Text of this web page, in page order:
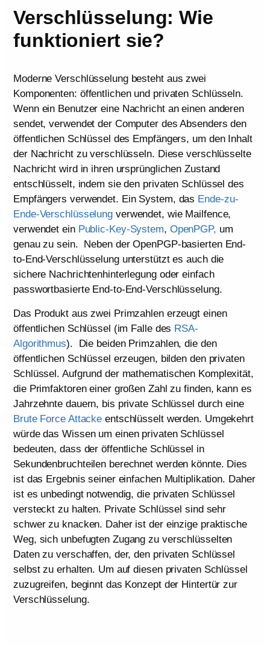
Verschlüsselung: Wie
funktioniert sie?
Moderne Verschlüsselung besteht aus zwei
Komponenten: öffentlichen und privaten Schlüsseln.
Wenn ein Benutzer eine Nachricht an einen anderen
sendet, verwendet der Computer des Absenders den
öffentlichen Schlüssel des Empfängers, um den Inhalt
der Nachricht zu verschlüsseln. Diese verschlüsselte
Nachricht wird in ihren ursprünglichen Zustand
entschlüsselt, indem sie den privaten Schlüssel des
Empfängers verwendet. Ein System, das Ende-zu-
Ende-Verschlüsselung verwendet, wie Mailfence,
verwendet ein Public-Key-System, OpenPGP, um
genau zu sein. Neben der OpenPGP-basierten End-
to-End-Verschlüsselung unterstützt es auch die
sichere Nachrichtenhinterlegung oder einfach
passwortbasierte End-to-End-Verschlüsselung.
Das Produkt aus zwei Primzahlen erzeugt einen
öffentlichen Schlüssel (im Falle des RSA-
Algorithmus). Die beiden Primzahlen, die den
öffentlichen Schlüssel erzeugen, bilden den privaten
Schlüssel. Aufgrund der mathematischen Komplexität,
die Primfaktoren einer großen Zahl zu finden, kann es
Jahrzehnte dauern, bis private Schlüssel durch eine
Brute Force Attacke entschlüsselt werden. Umgekehrt
würde das Wissen um einen privaten Schlüssel
bedeuten, dass der öffentliche Schlüssel in
Sekundenbruchteilen berechnet werden könnte. Dies
ist das Ergebnis seiner einfachen Multiplikation. Daher
ist es unbedingt notwendig, die privaten Schlüssel
versteckt zu halten. Private Schlüssel sind sehr
schwer zu knacken. Daher ist der einzige praktische
Weg, sich unbefugten Zugang zu verschlüsselten
Daten zu verschaffen, der, den privaten Schlüssel
selbst zu erhalten. Um auf diesen privaten Schlüssel
zuzugreifen, beginnt das Konzept der Hintertür zur
Verschlüsselung.